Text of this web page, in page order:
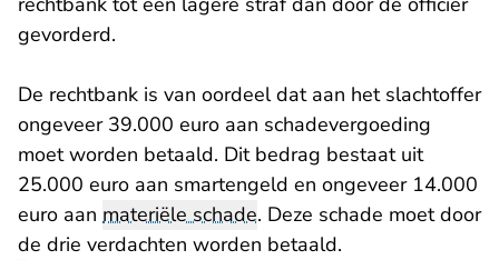
gevorderd.
De rechtbank is van oordeel dat aan het slachtoffer
ongeveer 39.000 euro aan schadevergoeding
moet worden betaald. Dit bedrag bestaat uit
25.000 euro aan smartengeld en ongeveer 14.000
euro aan materiële schade. Deze schade moet door
de drie verdachten worden betaald.